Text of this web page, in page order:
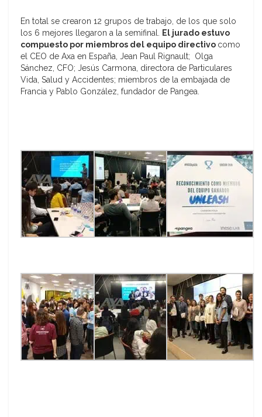
En total se crearon 12 grupos de trabajo, de los que solo
los 6 mejores llegaron a la semifinal.
El jurado estuvo
compuesto por miembros del equipo directivo como
el CEO de Axa en España, Jean Paul Rignault; Olga
Sánchez, CFO; Jesús Carmona, directora de Particulares
Vida, Salud y Accidentes; miembros de la embajada de
Francia y Pablo González, fundador de Pangea.